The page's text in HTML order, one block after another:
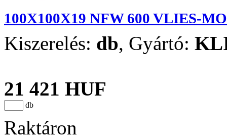
100X100X19 NFW 600 VLIES-
Kiszerelés: db, Gyártó:
21 421 HUF
db
Raktáron